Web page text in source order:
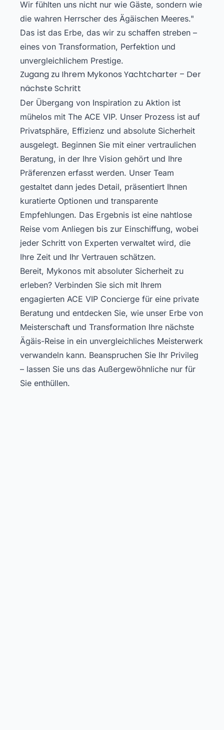
Wir fühlten uns nicht nur wie Gäste, sondern wie
die wahren Herrscher des Ägäischen Meeres."
Das ist das Erbe, das wir zu schaffen streben –
eines von Transformation, Perfektion und
unvergleichlichem Prestige.
Zugang zu Ihrem Mykonos Yachtcharter – Der
nächste Schritt
Der Übergang von Inspiration zu Aktion ist
mühelos mit The ACE VIP. Unser Prozess ist auf
Privatsphäre, Effizienz und absolute Sicherheit
ausgelegt. Beginnen Sie mit einer vertraulichen
Beratung, in der Ihre Vision gehört und Ihre
Präferenzen erfasst werden. Unser Team
gestaltet dann jedes Detail, präsentiert Ihnen
kuratierte Optionen und transparente
Empfehlungen. Das Ergebnis ist eine nahtlose
Reise vom Anliegen bis zur Einschiffung, wobei
jeder Schritt von Experten verwaltet wird, die
Ihre Zeit und Ihr Vertrauen schätzen.
Bereit, Mykonos mit absoluter Sicherheit zu
erleben? Verbinden Sie sich mit Ihrem
engagierten ACE VIP Concierge für eine private
Beratung und entdecken Sie, wie unser Erbe von
Meisterschaft und Transformation Ihre nächste
Ägäis-Reise in ein unvergleichliches Meisterwerk
verwandeln kann. Beanspruchen Sie Ihr Privileg
– lassen Sie uns das Außergewöhnliche nur für
Sie enthüllen.